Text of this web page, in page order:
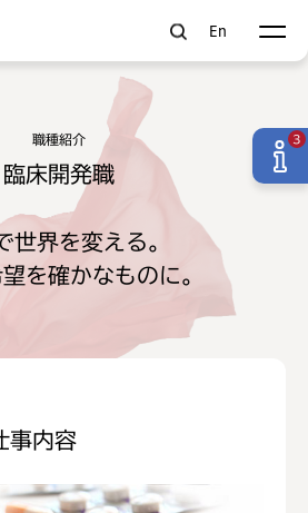
En
職種紹介
臨床開発職
世界を変える。
を確かなものに。
事内容
3